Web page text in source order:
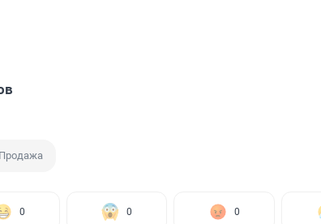
Продажа
0 0 0